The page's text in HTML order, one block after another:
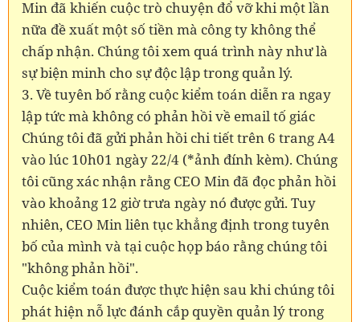
Min đã khiến cuộc trò chuyện đổ vỡ khi một lần
nữa đề xuất một số tiền mà công ty không thể
chấp nhận. Chúng tôi xem quá trình này như là
sự biện minh cho sự độc lập trong quản lý.
3. Về tuyên bố rằng cuộc kiểm toán diễn ra ngay
lập tức mà không có phản hồi về email tố giác
Chúng tôi đã gửi phản hồi chi tiết trên 6 trang A4
vào lúc 10h01 ngày 22/4 (*ảnh đính kèm). Chúng
tôi cũng xác nhận rằng CEO Min đã đọc phản hồi
vào khoảng 12 giờ trưa ngày nó được gửi. Tuy
nhiên, CEO Min liên tục khẳng định trong tuyên
bố của mình và tại cuộc họp báo rằng chúng tôi
"không phản hồi".
Cuộc kiểm toán được thực hiện sau khi chúng tôi
phát hiện nỗ lực đánh cắp quyền quản lý trong